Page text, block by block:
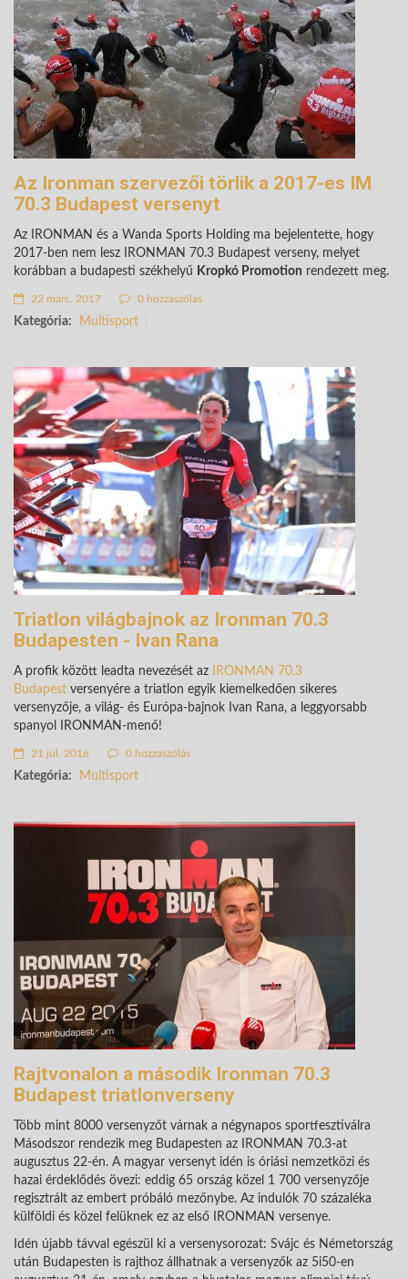
Az Ironman szervezői törlik a 2017-es IM
70.3 Budapest versenyt
Az IRONMAN és a Wanda Sports Holding ma bejelentette, hogy
2017-ben nem lesz IRONMAN 70.3 Budapest verseny, melyet
korábban a budapesti székhelyű Kropkó Promotion rendezett meg.
22 márc. 2017 0 hozzászólás
Kategória: Multisport
Triatlon világbajnok az Ironman 70.3
Budapesten - Ivan Rana
A profik között leadta nevezését az
IRONMAN 70.3
Budapest versenyére a triatlon egyik kiemelkedően sikeres
versenyzője, a világ- és Európa-bajnok Ivan Rana, a leggyorsabb
spanyol IRONMAN-menő!
21 júl. 2016 0 hozzászólás
Kategória: Multisport
Rajtvonalon a második Ironman 70.3
Budapest triatlonverseny
Több mint 8000 versenyzőt várnak a négynapos sportfesztiválra
Másodszor rendezik meg Budapesten az IRONMAN 70.3-at
augusztus 22-én. A magyar versenyt idén is óriási nemzetközi és
hazai érdeklődés övezi: eddig 65 ország közel 1 700 versenyzője
regisztrált az embert próbáló mezőnybe. Az indulók 70 százaléka
külföldi és közel felüknek ez az első IRONMAN versenye.
Idén újabb távval egészül ki a versenysorozat: Svájc és Németország
után Budapesten is rajthoz állhatnak a versenyzők az 5i50-en